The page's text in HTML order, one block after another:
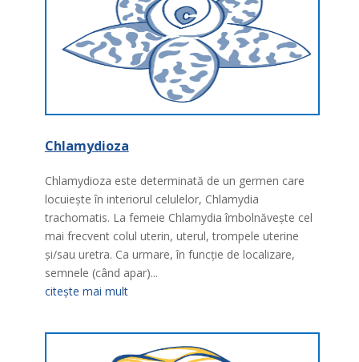
Chlamydioza
Chlamydioza este determinată de un germen care
locuieşte în interiorul celulelor, Chlamydia
trachomatis. La femeie Chlamydia îmbolnăveşte cel
mai frecvent colul uterin, uterul, trompele uterine
şi/sau uretra. Ca urmare, în funcţie de localizare,
semnele (când apar)...
citește mai mult